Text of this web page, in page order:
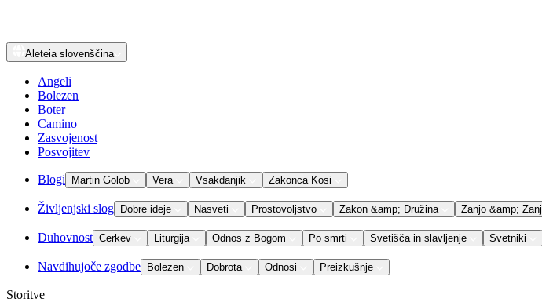
Aleteia slovenščina
Angeli
Bolezen
Boter
Camino
Zasvojenost
Posvojitev
Blogi Martin Golob Vera Vsakdanjik Zakonca Kosi
Življenjski slog Dobre ideje Nasveti Prostovoljstvo Zakon &amp; Družina Zanjo &amp; Zanj
Duhovnost Cerkev Liturgija Odnos z Bogom Po smrti Svetišča in slavljenje Svetniki
Navdihujoče zgodbe Bolezen Dobrota Odnosi Preizkušnje
Storitve